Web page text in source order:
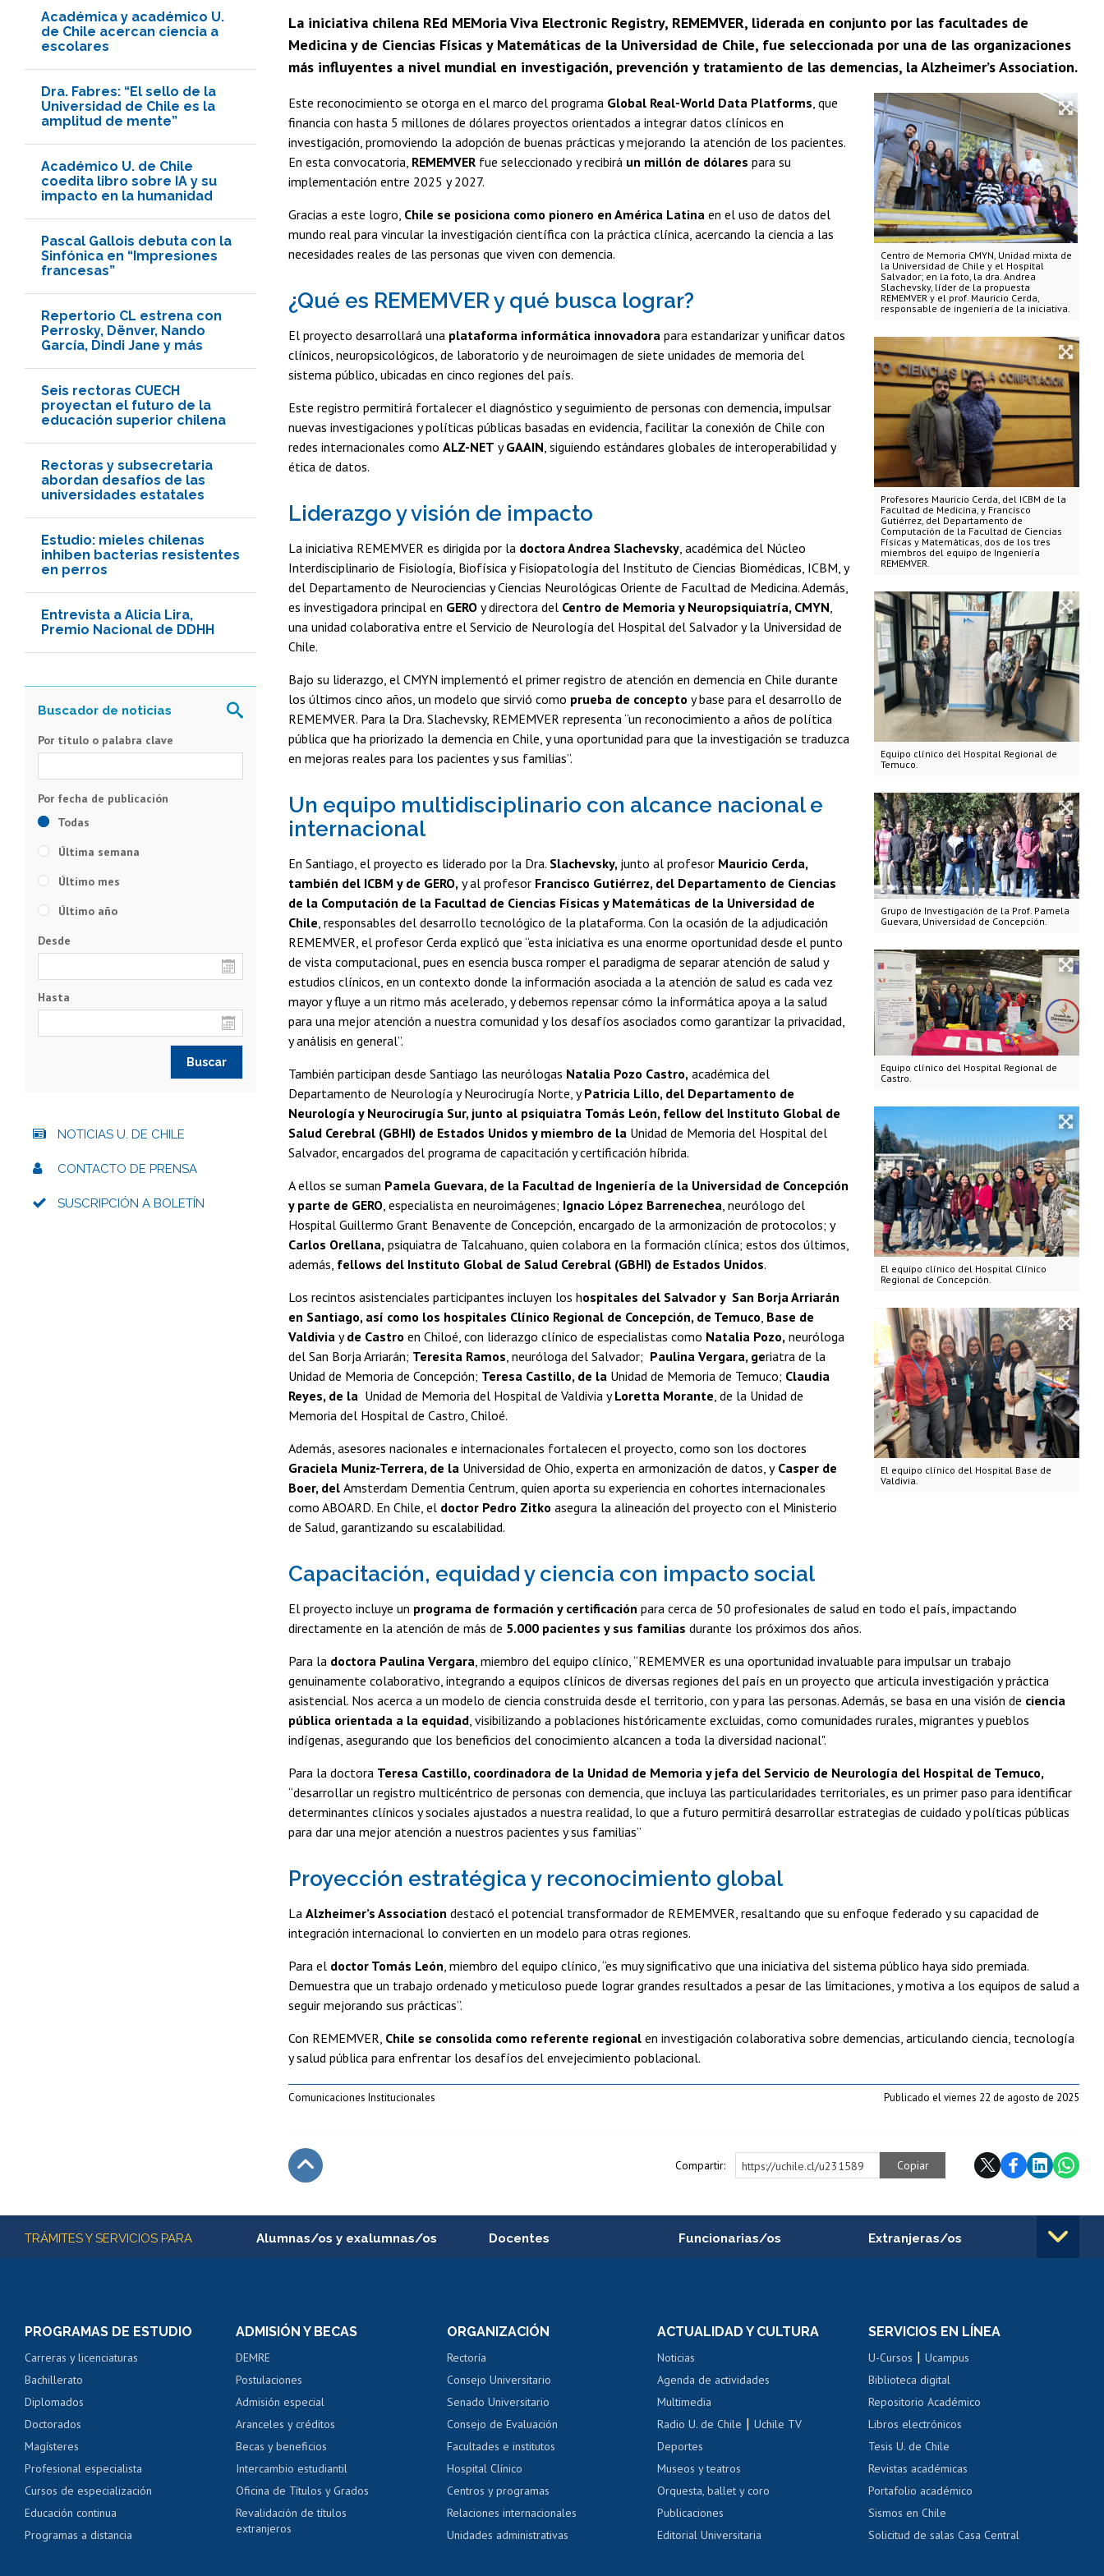
Académica y académico U.
de Chile acercan ciencia a
escolares
Dra. Fabres: “El sello de la
Universidad de Chile es la
amplitud de mente”
Académico U. de Chile
coedita libro sobre IA y su
impacto en la humanidad
Pascal Gallois debuta con la
Sinfónica en “Impresiones
francesas”
Repertorio CL estrena con
Perrosky, Dënver, Nando
García, Dindi Jane y más
Seis rectoras CUECH
proyectan el futuro de la
educación superior chilena
Rectoras y subsecretaria
abordan desafíos de las
universidades estatales
Estudio: mieles chilenas
inhiben bacterias resistentes
en perros
Entrevista a Alicia Lira,
Premio Nacional de DDHH
La iniciativa chilena REd MEMoria Viva Electronic Registry, REMEMVER, liderada en conjunto por las facultades de
Medicina y de Ciencias Físicas y Matemáticas de la Universidad de Chile, fue seleccionada por una de las organizaciones
más influyentes a nivel mundial en investigación, prevención y tratamiento de las demencias, la Alzheimer’s Association.
Centro de Memoria CMYN, Unidad mixta de
la Universidad de Chile y el Hospital
Salvador; en la foto, la dra. Andrea
Slachevsky, líder de la propuesta
REMEMVER y el prof. Mauricio Cerda,
responsable de ingeniería de la iniciativa.
Profesores Mauricio Cerda, del ICBM de la
Facultad de Medicina, y Francisco
Gutiérrez, del Departamento de
Computación de la Facultad de Ciencias
Físicas y Matemáticas, dos de los tres
miembros del equipo de Ingeniería
REMEMVER.
Equipo clínico del Hospital Regional de
Temuco.
Grupo de Investigación de la Prof. Pamela
Guevara, Universidad de Concepción.
Equipo clínico del Hospital Regional de
Castro.
El equipo clínico del Hospital Clínico
Regional de Concepción.
El equipo clínico del Hospital Base de
Valdivia.
Este reconocimiento se otorga en el marco del programa Global Real-World Data Platforms , que
financia con hasta 5 millones de dólares proyectos orientados a integrar datos clínicos en
investigación, promoviendo la adopción de buenas prácticas y mejorando la atención de los pacientes.
En esta convocatoria, REMEMVER fue seleccionado y recibirá un millón de dólares para su
implementación entre 2025 y 2027.
Gracias a este logro, Chile se posiciona como pionero en América Latina en el uso de datos del
mundo real para vincular la investigación científica con la práctica clínica, acercando la ciencia a las
necesidades reales de las personas que viven con demencia.
¿Qué es REMEMVER y qué busca lograr?
El proyecto desarrollará una plataforma informática innovadora para estandarizar y unificar datos
clínicos, neuropsicológicos, de laboratorio y de neuroimagen de siete unidades de memoria del
sistema público, ubicadas en cinco regiones del país.
Este registro permitirá fortalecer el diagnóstico y seguimiento de personas con demencia, impulsar
nuevas investigaciones y políticas públicas basadas en evidencia, facilitar la conexión de Chile con
redes internacionales como ALZ-NET yGAAIN , siguiendo estándares globales de interoperabilidad y
ética de datos.
Liderazgo y visión de impacto
La iniciativa REMEMVER es dirigida por la doctora Andrea Slachevsky , académica del Núcleo
Interdisciplinario de Fisiología, Biofísica y Fisiopatología del Instituto de Ciencias Biomédicas, ICBM, y
del Departamento de Neurociencias y Ciencias Neurológicas Oriente de Facultad de Medicina. Además,
es investigadora principal en GERO y directora del Centro de Memoria y Neuropsiquiatría, CMYN
una unidad colaborativa entre el Servicio de Neurología del Hospital del Salvador y la Universidad de
Chile.
Bajo su liderazgo, el CMYN implementó el primer registro de atención en demencia en Chile durante
los últimos cinco años, un modelo que sirvió como prueba de concepto y base para el desarrollo de
REMEMVER. Para la Dra. Slachevsky, REMEMVER representa “un reconocimiento a años de política
pública que ha priorizado la demencia en Chile, y una oportunidad para que la investigación se traduzca
en mejoras reales para los pacientes y sus familias”.
Un equipo multidisciplinario con alcance nacional e
internacional
En Santiago, el proyecto es liderado por la Dra. Slachevsky, junto al profesor Mauricio Cerda,
también del ICBM y de GERO, y al profesor Francisco Gutiérrez, del Departamento de Ciencias
de la Computación de la Facultad de Ciencias Físicas y Matemáticas de la Universidad de
Chile , responsables del desarrollo tecnológico de la plataforma. Con la ocasión de la adjudicación
REMEMVER, el profesor Cerda explicó que “esta iniciativa es una enorme oportunidad desde el punto
de vista computacional, pues en esencia busca romper el paradigma de separar atención de salud y
estudios clínicos, en un contexto donde la información asociada a la atención de salud es cada vez
mayor y fluye a un ritmo más acelerado, y debemos repensar cómo la informática apoya a la salud
para una mejor atención a nuestra comunidad y los desafíos asociados como garantizar la privacidad,
y análisis en general”.
También participan desde Santiago las neurólogas Natalia Pozo Castro, académica del
Departamento de Neurología y Neurocirugía Norte, yPatricia Lillo, del Departamento de
Neurología y Neurocirugía Sur, junto al psiquiatra Tomás León, fellow del Instituto Global de
Salud Cerebral (GBHI) de Estados Unidos y miembro de la Unidad de Memoria del Hospital del
Salvador, encargados del programa de capacitación y certificación híbrida.
A ellos se suman Pamela Guevara, de la Facultad de Ingeniería de la Universidad de Concepción
y parte de GERO , especialista en neuroimágenes; Ignacio López Barrenechea , neurólogo del
Hospital Guillermo Grant Benavente de Concepción, encargado de la armonización de protocolos; y
Carlos Orellana, psiquiatra de Talcahuano, quien colabora en la formación clínica; estos dos últimos,
además, fellows del Instituto Global de Salud Cerebral (GBHI) de Estados Unidos.
Los recintos asistenciales participantes incluyen los hospitales del Salvador y San Borja Arriarán
en Santiago, así como los hospitales Clínico Regional de Concepción, de Temuco Base de
Valdivia yde Castro en Chiloé, con liderazgo clínico de especialistas como Natalia Pozo, neuróloga
del San Borja Arriarán; Teresita Ramos , neuróloga del Salvador; Paulina Vergara, geriatra de la
Unidad de Memoria de Concepción; Teresa Castillo, de la Unidad de Memoria de Temuco; Claudia
Reyes, de la Unidad de Memoria del Hospital de Valdivia yLoretta Morante , de la Unidad de
Memoria del Hospital de Castro, Chiloé.
Además, asesores nacionales e internacionales fortalecen el proyecto, como son los doctores
Graciela Muniz-Terrera, de la Universidad de Ohio, experta en armonización de datos, yCasper de
Boer, del Amsterdam Dementia Centrum, quien aporta su experiencia en cohortes internacionales
como ABOARD. En Chile, el doctor Pedro Zitko asegura la alineación del proyecto con el Ministerio
de Salud, garantizando su escalabilidad.
Capacitación, equidad y ciencia con impacto social
El proyecto incluye un programa de formación y certificación para cerca de 50 profesionales de salud en todo el país, impactando
directamente en la atención de más de 5.000 pacientes y sus familias durante los próximos dos años.
Para la doctora Paulina Vergara , miembro del equipo clínico, “REMEMVER es una oportunidad invaluable para impulsar un trabajo
genuinamente colaborativo, integrando a equipos clínicos de diversas regiones del país en un proyecto que articula investigación y práctica
asistencial. Nos acerca a un modelo de ciencia construida desde el territorio, con y para las personas. Además, se basa en una visión de ciencia
pública orientada a la equidad , visibilizando a poblaciones históricamente excluidas, como comunidades rurales, migrantes y pueblos
indígenas, asegurando que los beneficios del conocimiento alcancen a toda la diversidad nacional".
Para la doctora Teresa Castillo, coordinadora de la Unidad de Memoria y jefa del Servicio de Neurología del Hospital de Temuco,
“desarrollar un registro multicéntrico de personas con demencia, que incluya las particularidades territoriales, es un primer paso para identificar
determinantes clínicos y sociales ajustados a nuestra realidad, lo que a futuro permitirá desarrollar estrategias de cuidado y políticas públicas
para dar una mejor atención a nuestros pacientes y sus familias”
Proyección estratégica y reconocimiento global
La Alzheimer’s Association destacó el potencial transformador de REMEMVER, resaltando que su enfoque federado y su capacidad de
integración internacional lo convierten en un modelo para otras regiones.
Para el doctor Tomás León , miembro del equipo clínico, “es muy significativo que una iniciativa del sistema público haya sido premiada.
Demuestra que un trabajo ordenado y meticuloso puede lograr grandes resultados a pesar de las limitaciones, y motiva a los equipos de salud a
seguir mejorando sus prácticas”.
Con REMEMVER, Chile se consolida como referente regional en investigación colaborativa sobre demencias, articulando ciencia, tecnología
y salud pública para enfrentar los desafíos del envejecimiento poblacional.
Comunicaciones Institucionales Publicado el viernes 22 de agosto de 2025
Compartir: https://uchile.cl/u231589 Copiar
Por título o palabra clave
Todas
Última semana
Último mes
Último año
Desde
Hasta
NOTICIAS U. DE CHILE
CONTACTO DE PRENSA
SUSCRIPCIÓN A BOLETÍN
Más información
TRÁMITES Y SERVICIOS PARA Alumnas/os y exalumnas/os
Consulta y certificado de notas
Servicio médico y dental
Pago de arancel y crédito alumnos
Pago de arancel y crédito exalumnos
Certificado de títulos y grados
Docentes
Perfeccionamiento
Evaluación docente
Calificación académica
Postulación al AUCAI
Funcionarias/os
Portal de movilidad interna
Certificado de renta
Certificado de renta
Gestión de correo uchile
Extranjeras/os
Movilidad Estudiantil
Cursos de español
Acoso laboral, sexual y violencia
PROGRAMAS DE ESTUDIO
Carreras y licenciaturas
Bachillerato
Diplomados
Doctorados
Magísteres
Profesional especialista
Cursos de especialización
Educación continua
Programas a distancia
ADMISIÓN Y BECAS
DEMRE
Postulaciones
Admisión especial
Aranceles y créditos
Becas y beneficios
Intercambio estudiantil
Oficina de Títulos y Grados
Revalidación de títulos
extranjeros
ORGANIZACIÓN
Rectoría
Consejo Universitario
Senado Universitario
Consejo de Evaluación
Facultades e institutos
Hospital Clínico
Centros y programas
Relaciones internacionales
Unidades administrativas
ACTUALIDAD Y CULTURA
Noticias
Agenda de actividades
Multimedia
Radio U. de Chile |Uchile TV
Deportes
Museos y teatros
Orquesta, ballet y coro
Publicaciones
Editorial Universitaria
SERVICIOS EN LÍNEA
U-Cursos |Ucampus
Biblioteca digital
Repositorio Académico
Libros electrónicos
Tesis U. de Chile
Revistas académicas
Portafolio académico
Sismos en Chile
Solicitud de salas Casa Central